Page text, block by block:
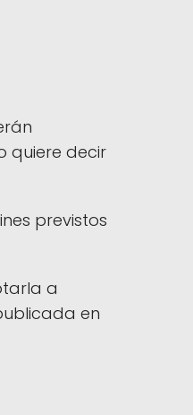
quiere decir
previstos
a
en